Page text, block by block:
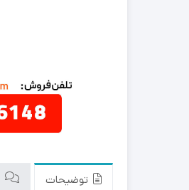
توضیحات